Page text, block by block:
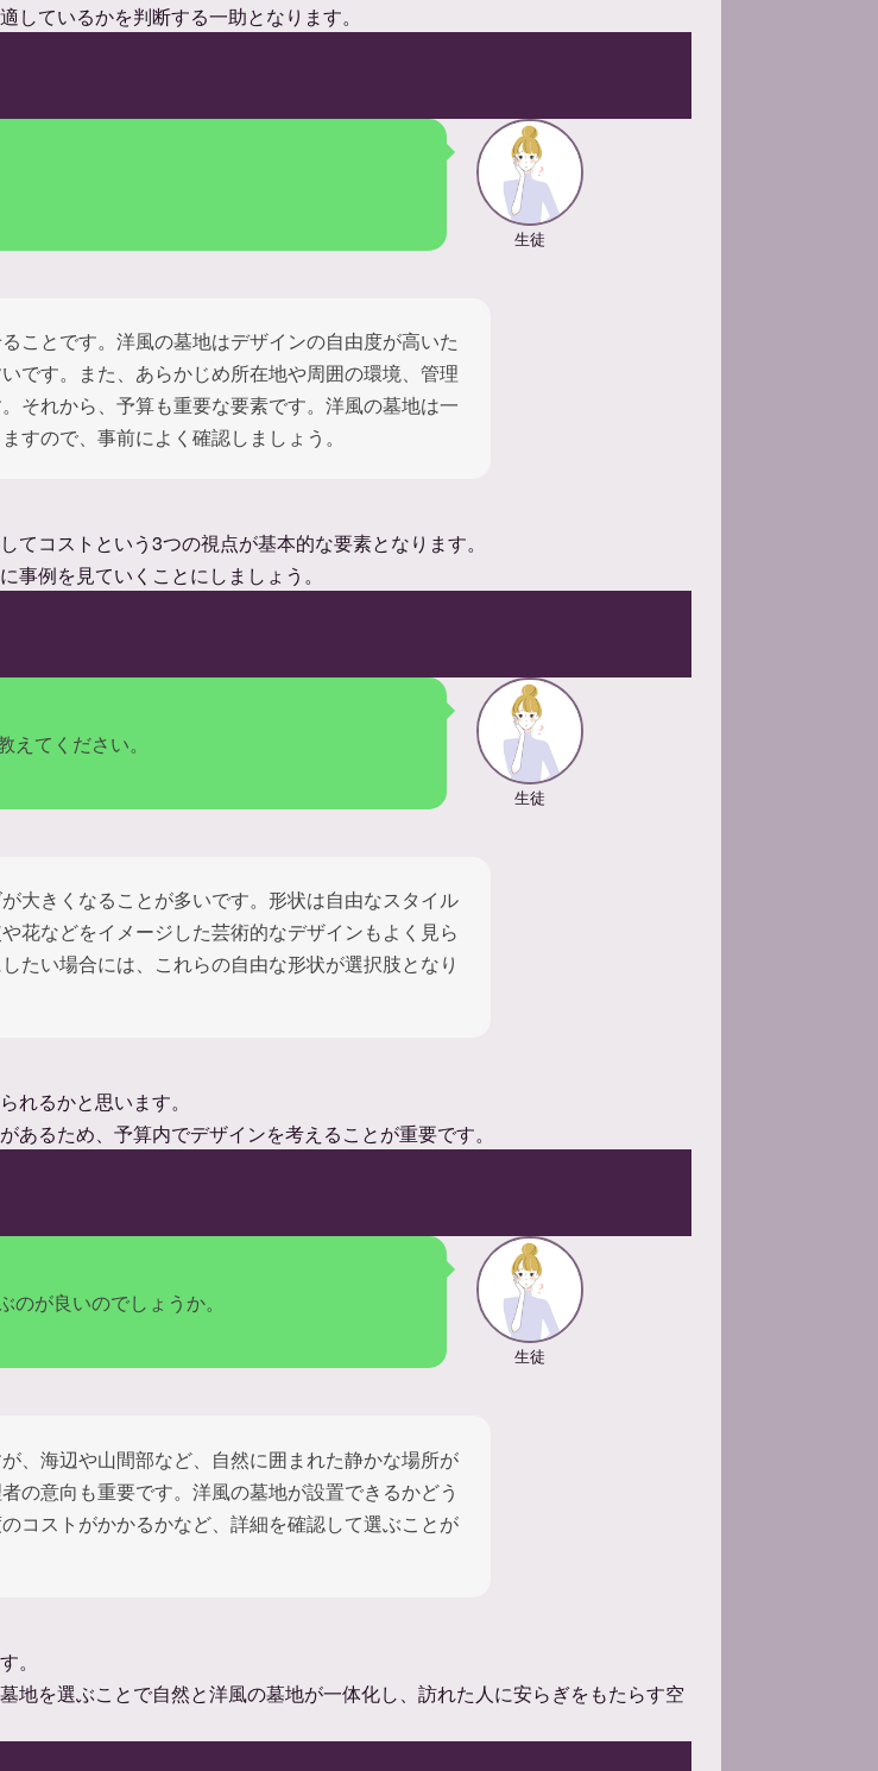
ているかを判断する一助となります。
生徒
ことです。洋風の墓地はデザインの自由度が高いた
です。また、あらかじめ所在地や周囲の環境、管理
それから、予算も重要な要素です。洋風の墓地は一
すので、事前によく確認しましょう。
コストという3つの視点が基本的な要素となります。
例を見ていくことにしましょう。
てください。
生徒
大きくなることが多いです。形状は自由なスタイル
花などをイメージした芸術的なデザインもよく見ら
たい場合には、これらの自由な形状が選択肢となり
れるかと思います。
るため、予算内でデザインを考えることが重要です。
が良いのでしょうか。
生徒
、海辺や山間部など、自然に囲まれた静かな場所が
の意向も重要です。洋風の墓地が設置できるかどう
コストがかかるかなど、詳細を確認して選ぶことが
。
地を選ぶことで自然と洋風の墓地が一体化し、訪れた人に安らぎをもたらす空